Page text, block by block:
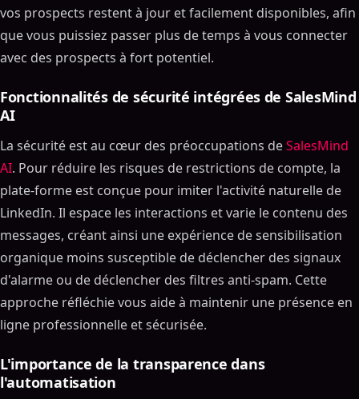
vos prospects restent à jour et facilement disponibles, afin
que vous puissiez passer plus de temps à vous connecter
avec des prospects à fort potentiel.
Fonctionnalités de sécurité intégrées de SalesMind
AI
La sécurité est au cœur des préoccupations deSalesMind
AI. Pour réduire les risques de restrictions de compte, la
plate-forme est conçue pour imiter l'activité naturelle de
LinkedIn. Il espace les interactions et varie le contenu des
messages, créant ainsi une expérience de sensibilisation
organique moins susceptible de déclencher des signaux
d'alarme ou de déclencher des filtres anti-spam. Cette
approche réfléchie vous aide à maintenir une présence en
ligne professionnelle et sécurisée.
L'importance de la transparence dans
l'automatisation